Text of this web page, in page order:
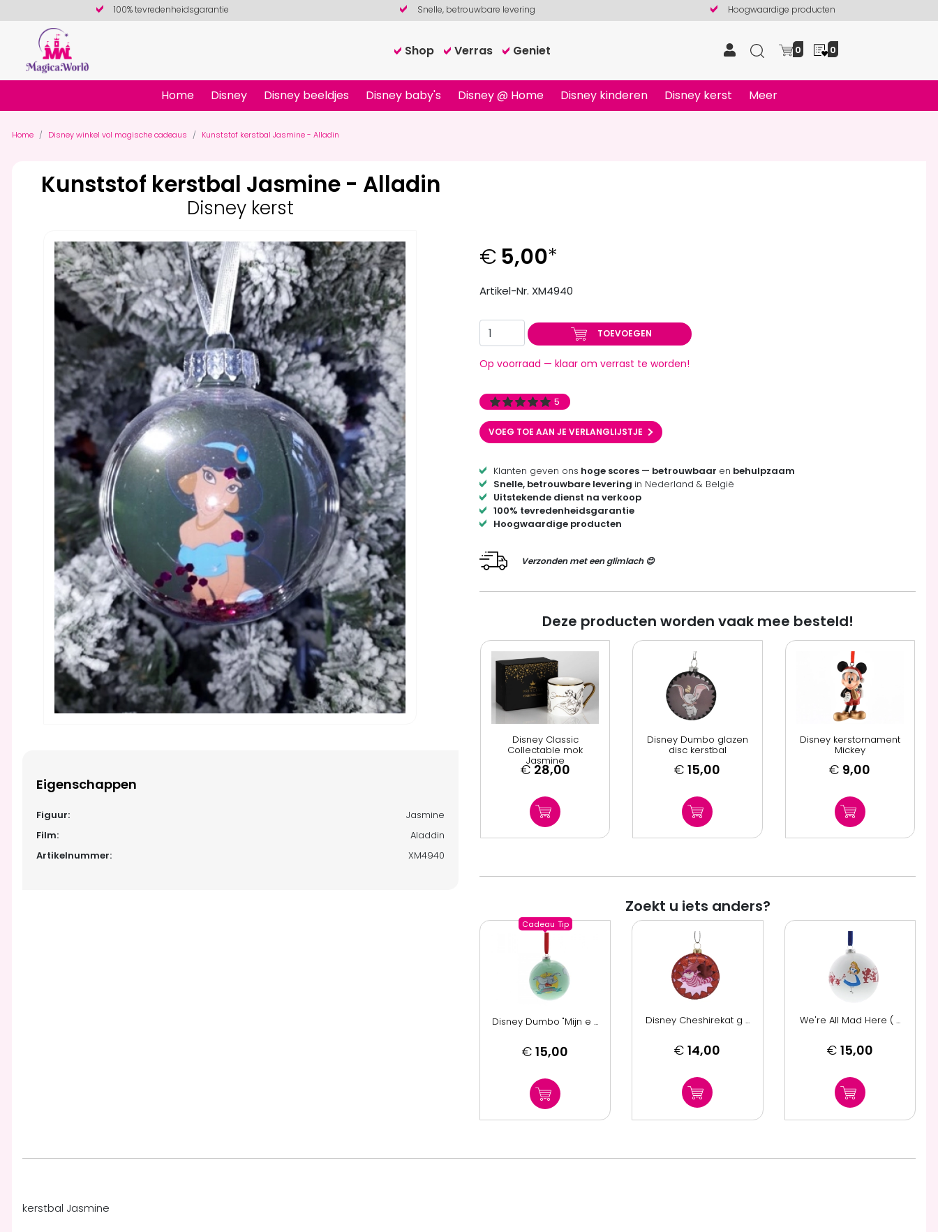
100% tevredenheidsgarantie Snelle, betrouwbare levering Hoogwaardige producten
Shop Verras Geniet 0 0
Home Disney Disney beeldjes Disney baby's Disney @ Home Disney kinderen Disney kerst Meer
Home Disney winkel vol magische cadeaus Kunststof kerstbal Jasmine - Alladin
Kunststof kerstbal Jasmine - Alladin
Disney kerst
Eigenschappen
Figuur:
Jasmine
Film:
Aladdin
Artikelnummer:
XM4940
€5,00*
Artikel-Nr. XM4940
TOEVOEGEN
Op voorraad — klaar om verrast te worden!
5
VOEG TOE AAN JE VERLANGLIJSTJE
Klanten geven ons hoge scores — betrouwbaar en behulpzaam
Snelle, betrouwbare levering in Nederland & België
Uitstekende dienst na verkoop
100% tevredenheidsgarantie
Hoogwaardige producten
Verzonden met een glimlach 😊
Deze producten worden vaak mee besteld!
Disney Classic
Collectable mok
Jasmine
€ 28,00
Disney Dumbo glazen
disc kerstbal
€ 15,00
Disney kerstornament
Mickey
€ 9,00
Zoekt u iets anders?
Cadeau Tip
Disney Dumbo "Mijn e ...
€ 15,00
Disney Cheshirekat g ...
€ 14,00
We're All Mad Here ( ...
€ 15,00
kerstbal Jasmine